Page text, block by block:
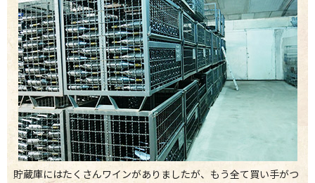
貯蔵庫にはたくさんワインがありましたが、もう全て買い手がつ